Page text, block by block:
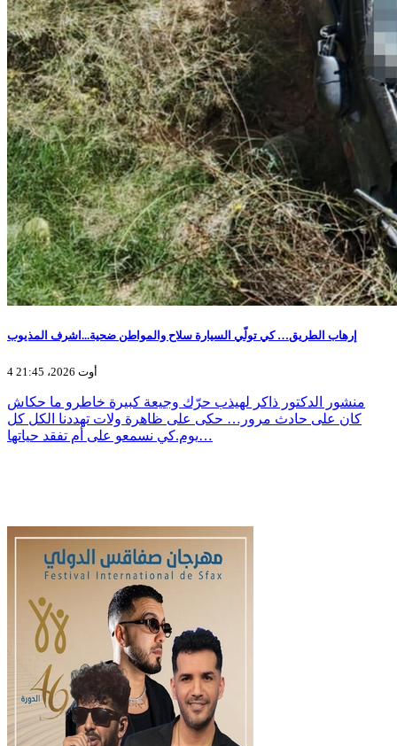
إرهاب الطريق… كي تولّي السيارة سلاح والمواطن ضحية...اشرف المذيوب
4 أوت 2026، 21:45
منشور الدكتور ذاكر لهيذب حرّك وجيعة كبيرة خاطرو ما حكاش
كان على حادث مرور… حكى على ظاهرة ولات تهددنا الكل كل
يوم.كي نسمعو على أم تفقد حياتها…